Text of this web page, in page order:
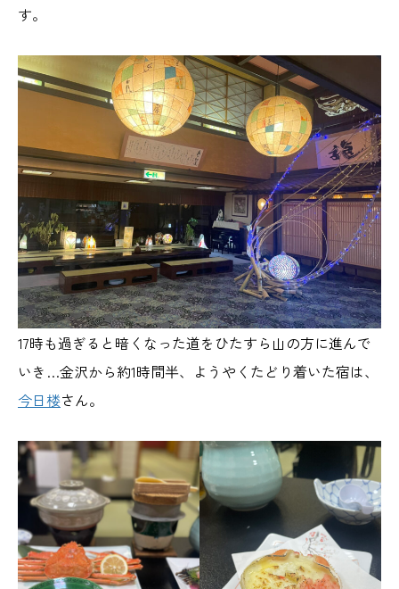
す。
17時も過ぎると暗くなった道をひたすら山の方に進んで
いき…金沢から約1時間半、ようやくたどり着いた宿は、
今日楼さん。